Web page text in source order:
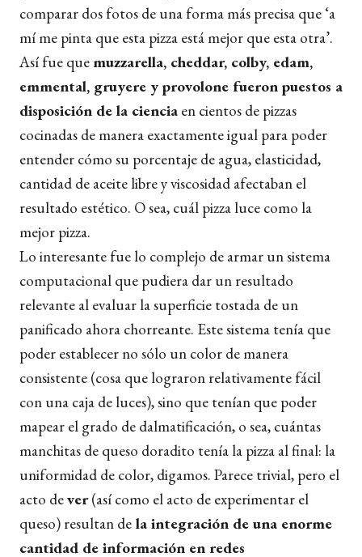
comparar dos fotos de una forma más precisa que ‘a
mí me pinta que esta pizza está mejor que esta otra’.
Así fue que muzzarella, cheddar, colby, edam,
emmental, gruyere y provolone fueron puestos a
disposición de la ciencia en cientos de pizzas
cocinadas de manera exactamente igual para poder
entender cómo su porcentaje de agua, elasticidad,
cantidad de aceite libre y viscosidad afectaban el
resultado estético. O sea, cuál pizza luce como la
mejor pizza.
Lo interesante fue lo complejo de armar un sistema
computacional que pudiera dar un resultado
relevante al evaluar la superficie tostada de un
panificado ahora chorreante. Este sistema tenía que
poder establecer no sólo un color de manera
consistente (cosa que lograron relativamente fácil
con una caja de luces), sino que tenían que poder
mapear el grado de dalmatificación, o sea, cuántas
manchitas de queso doradito tenía la pizza al final: la
uniformidad de color, digamos. Parece trivial, pero el
acto dever(así como el acto de experimentar el
queso) resultan de la integración de una enorme
cantidad de información en redes